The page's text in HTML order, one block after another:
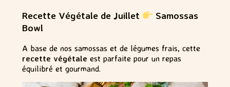
Recette Végétale de Juillet
Samossas
Bowl
A base de nos samossas et de légumes frais, cette
recette végétale est parfaite pour un repas
équilibré et gourmand.